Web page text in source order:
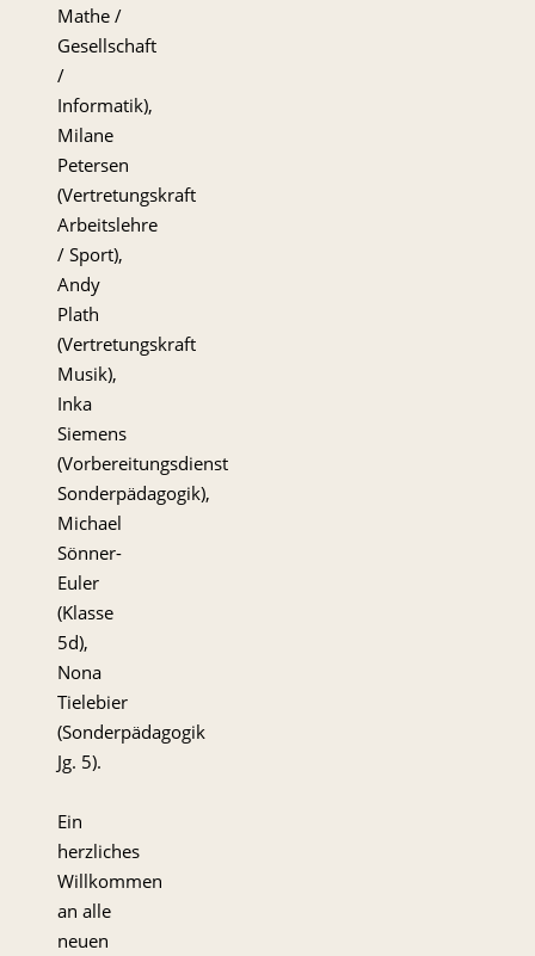
Mathe /
Gesellschaft
/
Informatik),
Milane
Petersen
(Vertretungskraft
Arbeitslehre
/ Sport),
Andy
Plath
(Vertretungskraft
Musik),
Inka
Siemens
(Vorbereitungsdienst
Sonderpädagogik),
Michael
Sönner-
Euler
(Klasse
5d),
Nona
Tielebier
(Sonderpädagogik
Jg. 5).
Ein
herzliches
Willkommen
an alle
neuen